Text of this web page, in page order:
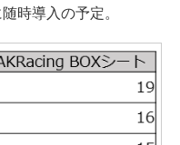
時導入の予定。